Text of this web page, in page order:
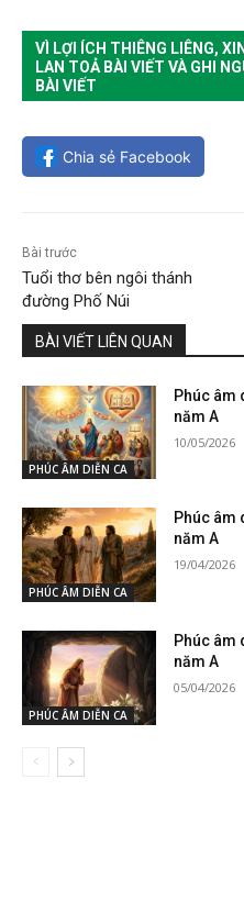
VÌ LỢI ÍCH THIÊNG LIÊNG,
LAN TOẢ BÀI VIẾT VÀ GHI
BÀI VIẾT
Chia sẻ Facebook
Bài trước
Tuổi thơ bên ngôi thánh
đường Phố Núi
BÀI VIẾT LIÊN QUAN
PHÚC ÂM DIỄN CA
Phúc âm
năm A
10/05/2026
PHÚC ÂM DIỄN CA
Phúc âm
năm A
19/04/2026
PHÚC ÂM DIỄN CA
Phúc âm
năm A
05/04/2026